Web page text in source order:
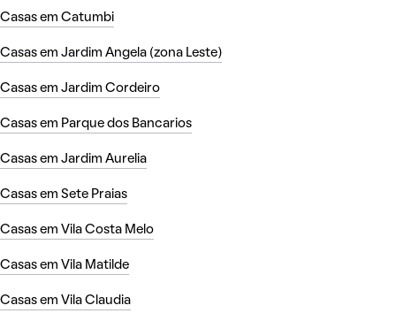
Casas em Catumbi
Casas em Jardim Angela (zona Leste)
Casas em Jardim Cordeiro
Casas em Parque dos Bancarios
Casas em Jardim Aurelia
Casas em Sete Praias
Casas em Vila Costa Melo
Casas em Vila Matilde
Casas em Vila Claudia